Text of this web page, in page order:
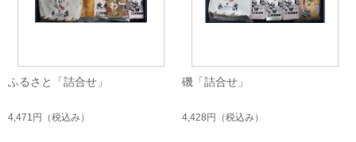
ふるさと「詰合せ」
4,471円 （税込み）
磯「詰合せ」
4,428円 （税込み）